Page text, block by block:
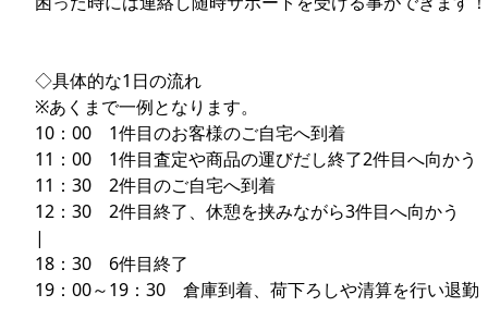
◇具体的な1日の流れ
※あくまで一例となります。
10：00 1件目のお客様のご自宅へ到着
11：00 1件目査定や商品の運びだし終了2件目へ向かう
11：30 2件目のご自宅へ到着
12：30 2件目終了、休憩を挟みながら3件目へ向かう
|
18：30 6件目終了
19：00～19：30 倉庫到着、荷下ろしや清算を行い退勤